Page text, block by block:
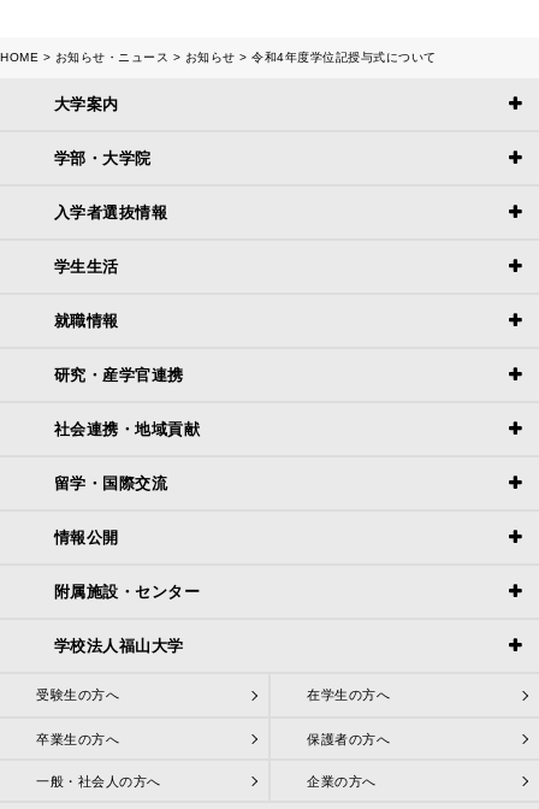
HOME お知らせ・ニュース お知らせ 令和4年度学位記授与式について
大学案内
学部・大学院
入学者選抜情報
学生生活
就職情報
研究・産学官連携
社会連携・地域貢献
留学・国際交流
情報公開
附属施設・センター
学校法人福山大学
受験生の方へ 在学生の方へ
卒業生の方へ 保護者の方へ
一般・社会人の方へ 企業の方へ